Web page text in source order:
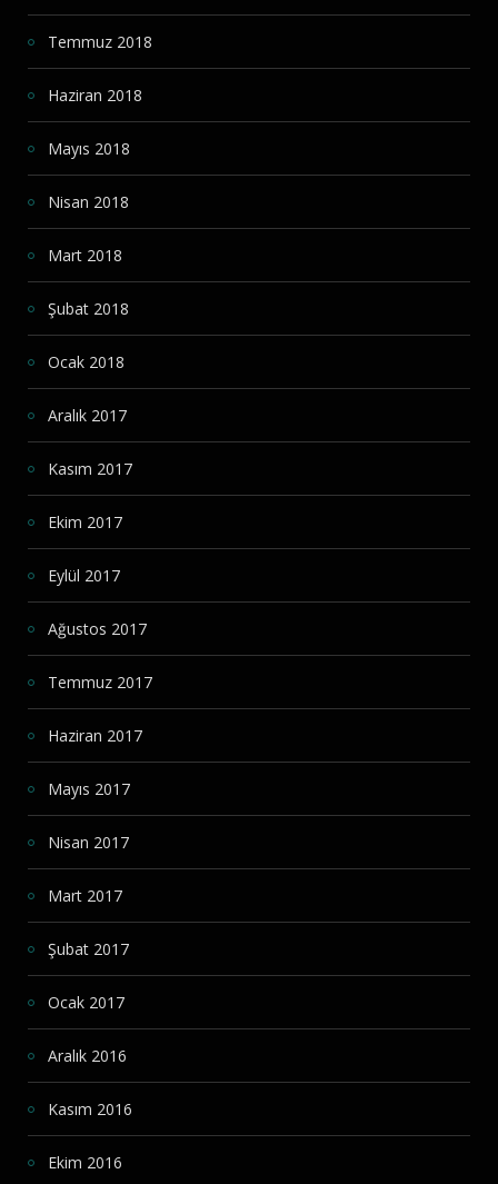
Temmuz 2018
Haziran 2018
Mayıs 2018
Nisan 2018
Mart 2018
Şubat 2018
Ocak 2018
Aralık 2017
Kasım 2017
Ekim 2017
Eylül 2017
Ağustos 2017
Temmuz 2017
Haziran 2017
Mayıs 2017
Nisan 2017
Mart 2017
Şubat 2017
Ocak 2017
Aralık 2016
Kasım 2016
Ekim 2016